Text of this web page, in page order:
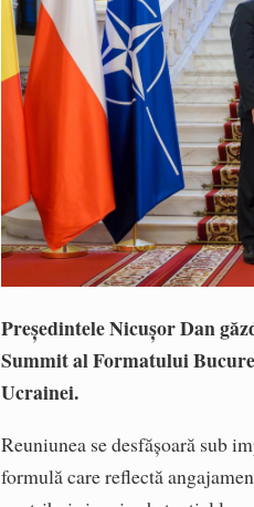
Președintele Nicușor Dan
Summit al Formatului
Ucrainei.
Reuniunea se desfășoară sub
formulă care reflectă